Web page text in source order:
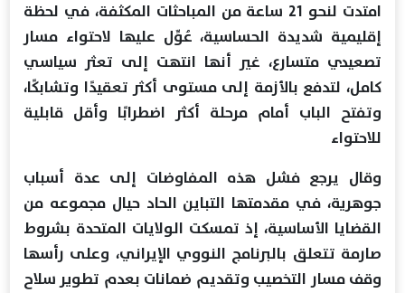
امتدت لنحو 21 ساعة من المباحثات المكثفة، في لحظة
إقليمية شديدة الحساسية، عُوِّل عليها لاحتواء مسار
تصعيدي متسارع، غير أنها انتهت إلى تعثر سياسي
كامل، لتدفع بالأزمة إلى مستوى أكثر تعقيدًا وتشابكًا،
وتفتح الباب أمام مرحلة أكثر اضطرابًا وأقل قابلية
للاحتواء
وقال يرجع فشل هذه المفاوضات إلى عدة أسباب
جوهرية، في مقدمتها التباين الحاد حيال مجموعه من
القضايا الأساسية، إذ تمسكت الولايات المتحدة بشروط
صارمة تتعلق بالبرنامج النووي الإيراني، وعلى رأسها
وقف مسار التخصيب وتقديم ضمانات بعدم تطوير سلاح